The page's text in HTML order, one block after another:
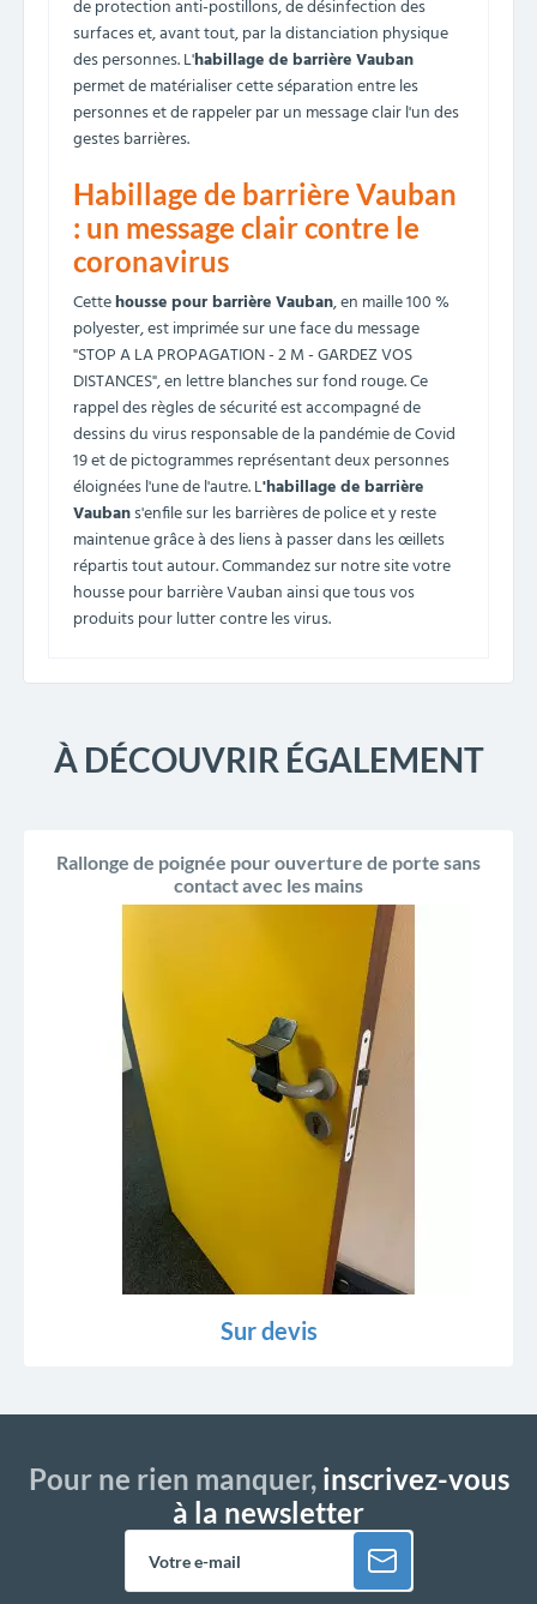
de protection anti-postillons, de désinfection des
surfaces et, avant tout, par la distanciation physique
des personnes. L'habillage de barrière Vauban
permet de matérialiser cette séparation entre les
personnes et de rappeler par un message clair l'un des
gestes barrières.
Habillage de barrière Vauban
: un message clair contre le
coronavirus
Cettehousse pour barrière Vauban, en maille 100 %
polyester, est imprimée sur une face du message
"STOP A LA PROPAGATION - 2 M - GARDEZ VOS
DISTANCES", en lettre blanches sur fond rouge. Ce
rappel des règles de sécurité est accompagné de
dessins du virus responsable de la pandémie de Covid
19 et de pictogrammes représentant deux personnes
éloignées l'une de l'autre. L'habillage de barrière
Vaubans'enfile sur les barrières de police et y reste
maintenue grâce à des liens à passer dans les œillets
répartis tout autour. Commandez sur notre site votre
housse pour barrière Vauban ainsi que tous vos
produits pour lutter contre les virus.
À DÉCOUVRIR ÉGALEMENT
Rallonge de poignée pour ouverture de porte sans
contact avec les mains
Sur devis
Pour ne rien manquer,inscrivez-vous
à la newsletter